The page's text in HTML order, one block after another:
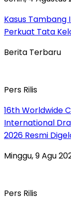
Kasus Tambang
Perkuat Tata
Berita Terbaru
Pers Rilis
16th Worldwide
International
2026 Resmi
Minggu, 9 Agu
Pers Rilis